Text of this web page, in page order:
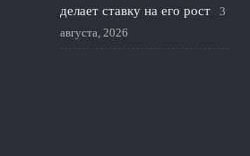
делает ставку на его рост
3
августа, 2026